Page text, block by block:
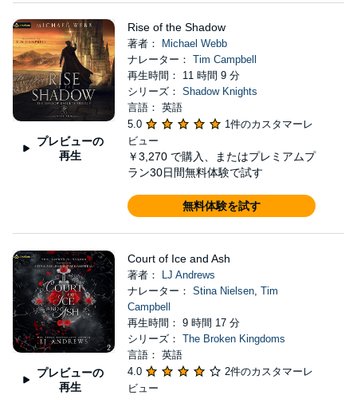
プレビューの
再生
Rise of the Shadow
著者：
Michael Webb
ナレーター： Tim Campbell
再生時間： 11 時間 9 分
シリーズ： Shadow Knights
言語： 英語
5.0
1件のカスタマーレ
ビュー
￥3,270 で購入、またはプレミアムプ
ラン30日間無料体験で試す
無料体験を試す
プレビューの
再生
Court of Ice and Ash
著者：
LJ Andrews
ナレーター： Stina Nielsen, Tim
Campbell
再生時間： 9 時間 17 分
シリーズ： The Broken Kingdoms
言語： 英語
4.0
2件のカスタマーレ
ビュー